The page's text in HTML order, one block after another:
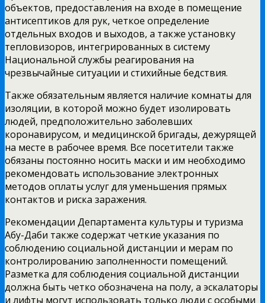
объектов, предоставления на входе в помещение
антисептиков для рук, четкое определение
отдельных входов и выходов, а также установку
тепловизоров, интегрированных в систему
Национальной службы реагирования на
чрезвычайные ситуации и стихийные бедствия.
Также обязательным является наличие комнаты для
изоляции, в которой можно будет изолировать
людей, предположительно заболевших
коронавирусом, и медицинской бригады, дежурящей
на месте в рабочее время. Все посетители также
обязаны постоянно носить маски и им необходимо
рекомендовать использование электронных
методов оплаты услуг для уменьшения прямых
контактов и риска заражения.
Рекомендации Департамента культуры и туризма
Абу-Даби также содержат четкие указания по
соблюдению социальной дистанции и мерам по
контролированию заполненности помещений.
Разметка для соблюдения социальной дистанции
должна быть четко обозначена на полу, а эскалаторы
и лифты могут использовать только люди с особыми